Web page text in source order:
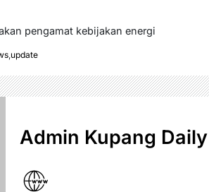
pengamat kebijakan energi
,update
Admin Kupang Daily